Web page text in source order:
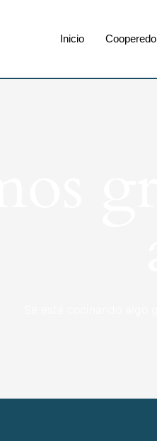
Inicio Cooperedo